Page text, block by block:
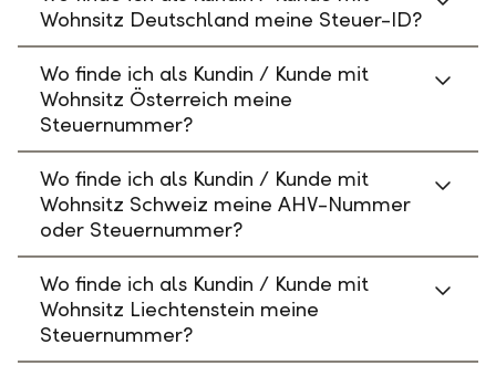
Wohnsitz Deutschland meine Steuer-ID?
Wo finde ich als Kundin / Kunde mit
Wohnsitz Österreich meine
Steuernummer?
Wo finde ich als Kundin / Kunde mit
Wohnsitz Schweiz meine AHV-Nummer
oder Steuernummer?
Wo finde ich als Kundin / Kunde mit
Wohnsitz Liechtenstein meine
Steuernummer?